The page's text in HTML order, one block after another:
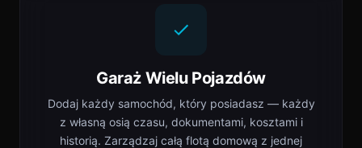
Garaż Wielu Pojazdów
Dodaj każdy samochód, który posiadasz — każdy
z własną osią czasu, dokumentami, kosztami i
historią. Zarządzaj całą flotą domową z jednej